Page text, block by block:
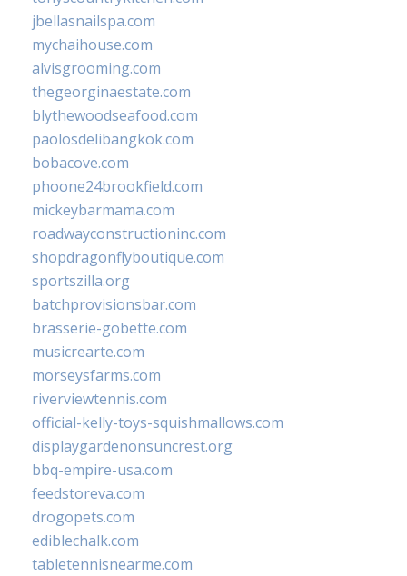
jbellasnailspa.com
mychaihouse.com
alvisgrooming.com
thegeorginaestate.com
blythewoodseafood.com
paolosdelibangkok.com
bobacove.com
phoone24brookfield.com
mickeybarmama.com
roadwayconstructioninc.com
shopdragonflyboutique.com
sportszilla.org
batchprovisionsbar.com
brasserie-gobette.com
musicrearte.com
morseysfarms.com
riverviewtennis.com
official-kelly-toys-squishmallows.com
displaygardenonsuncrest.org
bbq-empire-usa.com
feedstoreva.com
drogopets.com
ediblechalk.com
tabletennisnearme.com